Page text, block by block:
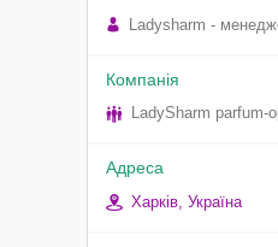
Ladysharm -
LadySharm parfum-
Харків, Україна